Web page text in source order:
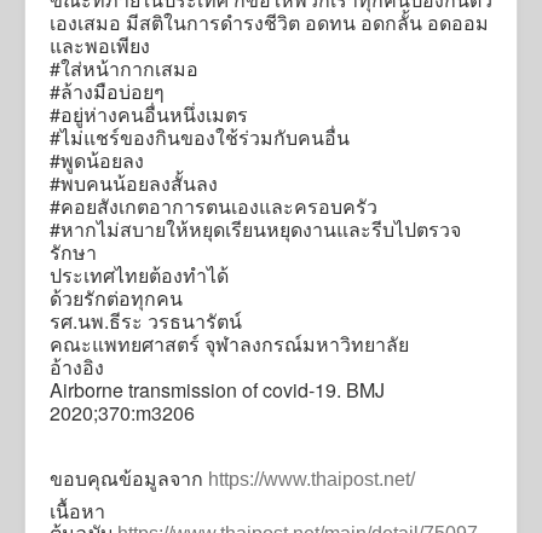
เองเสมอ มีสติในการดำรงชีวิต อดทน อดกลั้น อดออม
และพอเพียง
#ใส่หน้ากากเสมอ
#ล้างมือบ่อยๆ
#อยู่ห่างคนอื่นหนึ่งเมตร
#ไม่แชร์ของกินของใช้ร่วมกับคนอื่น
#พูดน้อยลง
#พบคนน้อยลงสั้นลง
#คอยสังเกตอาการตนเองและครอบครัว
#หากไม่สบายให้หยุดเรียนหยุดงานและรีบไปตรวจ
รักษา
ประเทศไทยต้องทำได้
ด้วยรักต่อทุกคน
รศ.นพ.ธีระ วรธนารัตน์
คณะแพทยศาสตร์ จุฬาลงกรณ์มหาวิทยาลัย
อ้างอิง
Airborne transmission of covid-19. BMJ
2020;370:m3206
ขอบคุณข้อมูลจาก https://www.thaipost.net/
เนื้อหา